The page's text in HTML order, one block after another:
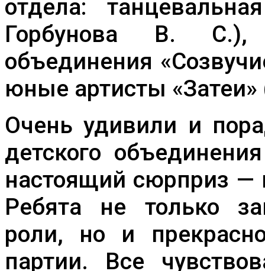
отдела:
Горбунова В. С.),
объединения
юные артисты
Очень удивили и
детского
настоящий сюрприз —
Ребята не только
роли, но и
партии. Все